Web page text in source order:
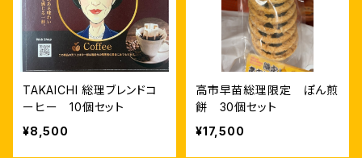
TAKAICHI 総理ブレンドコ
ーヒー 10個セット
¥8,500
高市早苗総理限定 ぽん煎
餅 30個セット
¥17,500